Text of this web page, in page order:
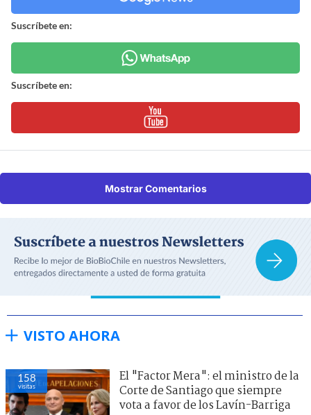
Suscríbete en:
Suscríbete en:
Mostrar Comentarios
VISTO AHORA
158
visitas
El "Factor Mera": el ministro de la
Corte de Santiago que siempre
vota a favor de los Lavín-Barriga